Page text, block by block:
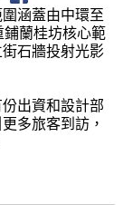
涵蓋由中環至
蘭桂坊核心範
石牆投射光影
出資和設計部
多旅客到訪，